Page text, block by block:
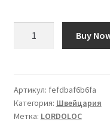
Gr6
titan
Buy
Артикул: fefdbaf6b6fa
Категория: Швейцария
Метка: LORDOLOC